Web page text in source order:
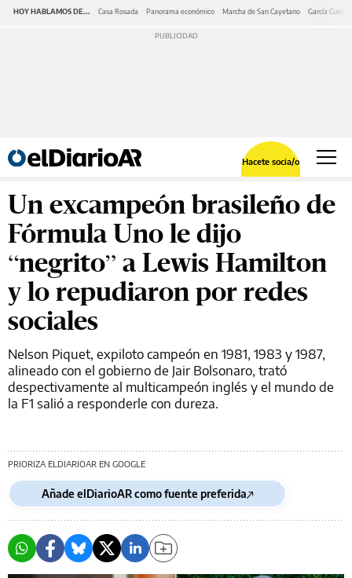
HOY HABLAMOS DE... Casa Rosada Panorama económico Marcha de San Cayetano García Cuerva
Hacete socia/o
Un excampeón brasileño de
Fórmula Uno le dijo
“negrito” a Lewis Hamilton
y lo repudiaron por redes
sociales
Nelson Piquet, expiloto campeón en 1981, 1983 y 1987,
alineado con el gobierno de Jair Bolsonaro, trató
despectivamente al multicampeón inglés y el mundo de
la F1 salió a responderle con dureza.
PRIORIZA ELDIARIOAR EN GOOGLE
Añade elDiarioAR como fuente preferida